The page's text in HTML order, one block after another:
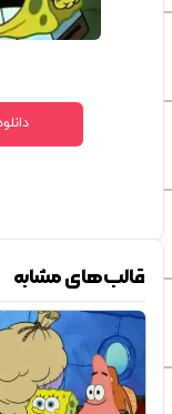
قالب‌های مشابه